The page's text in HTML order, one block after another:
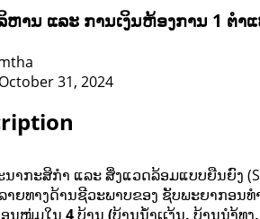
ຫານ ແລະ ການເງິນຫ້ອງການ 1 ຕໍາ
31, 2024
າກະສິກຳ ແລະ ສິ່ງແວດລ້ອມແບບຍືນຍົງ
ຍທາງດ້ານຊີວະພາບຂອງ ຊັບພະຍາກອນທໍ
ອນໜຸ່ມໃນ 4ບ້ານ (ບ້ານນໍ້າເເງ້ນ, ບ້ານນຳ້ທຸງ,